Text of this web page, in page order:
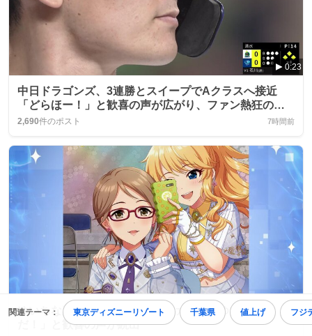
関連テーマ： 東京ディズニーリゾート 千葉県 値上げ フジ
0:23
中日ドラゴンズ、3連勝とスイープでAクラスへ接近
「どらほー！」と歓喜の声が広がり、ファン熱狂の渦
が巻き起こる
2,690件のポスト 7時間前
ゆいちな新カード大量配信、ファンは「ゆいちな
だ！」と歓喜の声が続出